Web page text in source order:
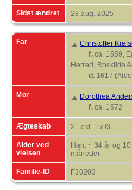
Sidst ændret 28 aug. 2025
Far
Christoffer
f. ca. 1559,
Herred, Roskilde
d. 1617
Mor
Dorothea
f. ca. 1572
Ægteskab 21 okt. 1593
Alder ved
vielsen
Han: ~ 34 år og
måneder.
Familie-ID F30203